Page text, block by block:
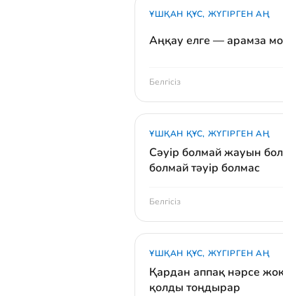
ҰШҚАН ҚҰС, ЖҮГІРГЕН АҢ
Аңқау елге — арамза
Белгісіз
ҰШҚАН ҚҰС, ЖҮГІРГЕН АҢ
Сәуір болмай жауын
болмай тәуір болмас
Белгісіз
ҰШҚАН ҚҰС, ЖҮГІРГЕН АҢ
Қардан аппақ нәрсе
қолды тоңдырар